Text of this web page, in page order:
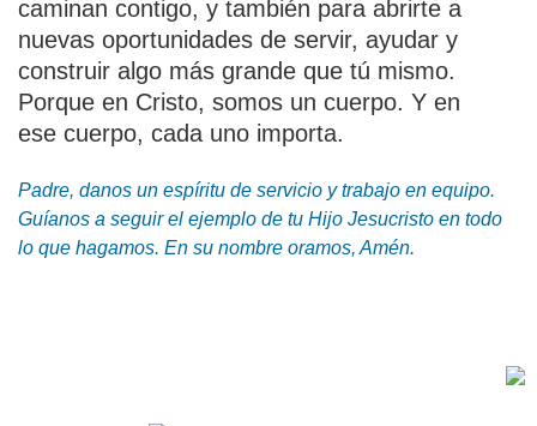
caminan contigo, y también para abrirte a
nuevas oportunidades de servir, ayudar y
construir algo más grande que tú mismo.
Porque en Cristo, somos un cuerpo. Y en
ese cuerpo, cada uno importa.
Padre, danos un espíritu de servicio y trabajo en equipo.
Guíanos a seguir el ejemplo de tu Hijo Jesucristo en todo
lo que hagamos. En su nombre oramos, Amén.